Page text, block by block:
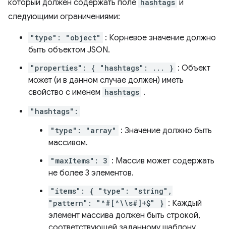
который должен содержать поле hashtags и
следующими ограничениями:
"type": "object"
: Корневое значение должно
быть объектом JSON.
"properties": { "hashtags": ... } : Объект
может (и в данном случае должен) иметь
свойство с именем hashtags .
"hashtags":
"type": "array"
: Значение должно быть
массивом.
"maxItems": 3 : Массив может содержать
не более 3 элементов.
"items": { "type": "string",
"pattern": "^#[^\\s#]+$" } : Каждый
элемент массива должен быть строкой,